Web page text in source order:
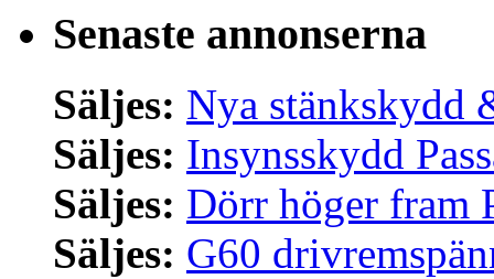
Senaste annonserna
Säljes: Nya stänkskydd
Säljes: Insynsskydd
Säljes: Dörr höger fram
Säljes: G60